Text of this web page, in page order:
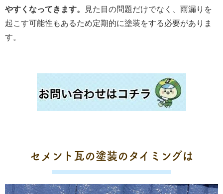
やすくなってきます。
見た目の問題だけでなく、雨漏りを
起こす可能性もあるため定期的に塗装をする必要がありま
す。
セメント瓦の塗装のタイミングは